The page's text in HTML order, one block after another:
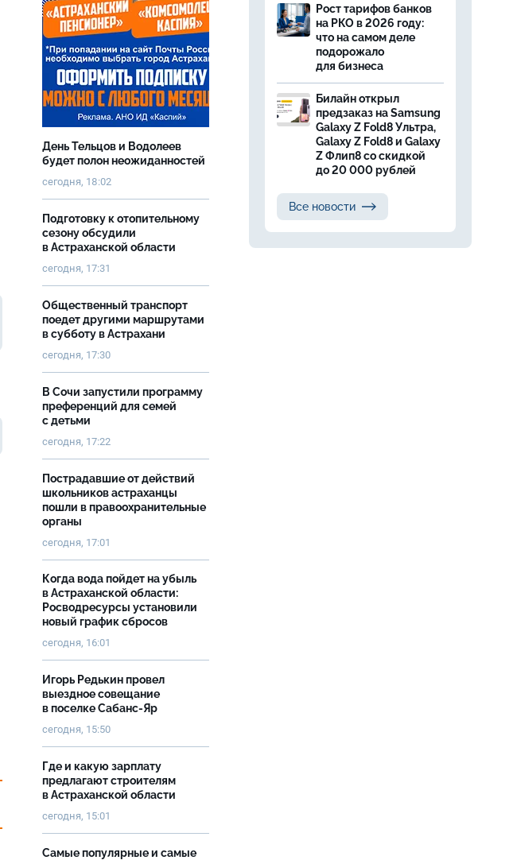
День Тельцов и Водолеев
будет полон неожиданностей
сегодня, 18:02
Подготовку к отопительному
сезону обсудили
в Астраханской области
сегодня, 17:31
Общественный транспорт
поедет другими маршрутами
в субботу в Астрахани
сегодня, 17:30
В Сочи запустили программу
преференций для семей
с детьми
сегодня, 17:22
Пострадавшие от действий
школьников астраханцы
пошли в правоохранительные
органы
сегодня, 17:01
Когда вода пойдет на убыль
в Астраханской области:
Росводресурсы установили
новый график сбросов
сегодня, 16:01
Игорь Редькин провел
выездное совещание
в поселке Сабанс-Яр
сегодня, 15:50
Где и какую зарплату
предлагают строителям
в Астраханской области
сегодня, 15:01
Самые популярные и самые
Рост тарифов банков
на РКО в 2026 году:
что на самом деле
подорожало
для бизнеса
Билайн открыл
предзаказ на Samsung
Galaxy Z Fold8 Ультра,
Galaxy Z Fold8 и Galaxy
Z Флип8 со скидкой
до 20 000 рублей
Все новости